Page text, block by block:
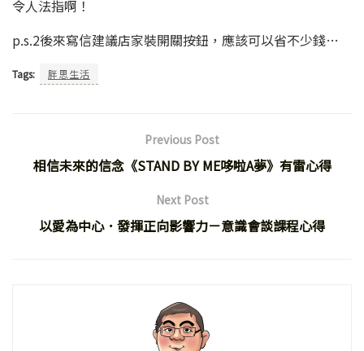
令人法指啊！
p.s.2後來寫信建議店家裝開關按鈕，應該可以省不少錢…
Tags: 胖思生活
Previous Post
相信未來的信念《STAND BY ME哆啦A夢》有雷心得
Next Post
以愛為中心．發揮正向影響力－意識會談課程心得